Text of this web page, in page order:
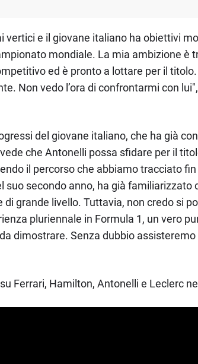
e il giovane italiano ha obiettivi
mondiale. La mia ambizione
ed è pronto a lottare per il
Non vedo l’ora di confrontarmi con
del giovane italiano, che ha già
che Antonelli possa sfidare per il
il percorso che abbiamo tracciato fin
suo secondo anno, ha già
grande livello. Tuttavia, non credo si
pluriennale in Formula 1, un vero
dimostrare. Senza dubbio
Ferrari, Hamilton, Antonelli e Leclerc